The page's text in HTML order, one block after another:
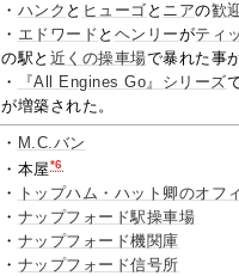
・ ハンク と ヒューゴ と ニアの歓
・ エドワード と ヘンリーがティ
の駅と 近くの操車場で暴れた事
・
『All Engines Go』シリーズ
が増築された。
・ M.C.バン
・本屋*6
・
トップハム・ハット卿のオフ
・ ナップフォード駅操車場
・ ナップフォード機関庫
・ ナップフォード信号所